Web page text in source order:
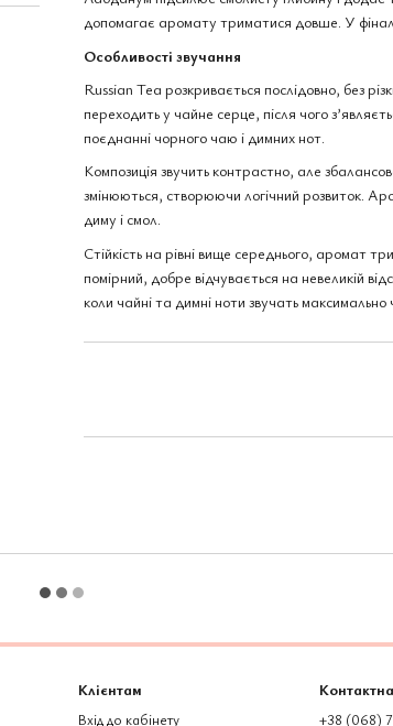
допомагає аромату триматися довше. У
Особливості звучання
Russian Tea розкривається послідовно, без
переходить у чайне серце, після чого
поєднанні чорного чаю і димних нот.
Композиція звучить контрастно, але
змінюються, створюючи логічний розвиток.
диму і смол.
Стійкість на рівні вище середнього, аромат
помірний, добре відчувається на невеликій
коли чайні та димні ноти звучать максимально
Клієнтам
Вхід до кабінету +38 (068)